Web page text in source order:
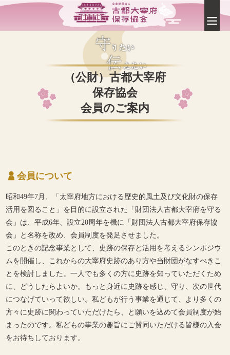
（公財）古都大宰府
保存協会
会員のご案内
会員について
昭和49年7月、「太宰府地方における歴史的風土及び文化財の保存
活用を図ること」を目的に設立された「財団法人古都大宰府を守る
会」は、平成6年、設立20周年を機に「財団法人古都大宰府保存協
会」と名称を改め、会員制度を発足させました。
このときの記念事業として、史跡の保存と活用を考えるシンポジウ
ムを開催し、これからの大宰府史跡のあり方や当財団がなすべきこ
とを検討しました。一人でも多くの方に史跡を知っていただくため
に、どうしたらよいか。もっと身近に史跡を感じ、守り、次の世代
につなげていって欲しい。私どもが行う事業を通じて、より多くの
方々に史跡に関わっていただけたら、と願いを込めて会員制度が始
まったのです。私どもの事業の趣旨にご賛同いただける皆様の入会
をお待ちしております。